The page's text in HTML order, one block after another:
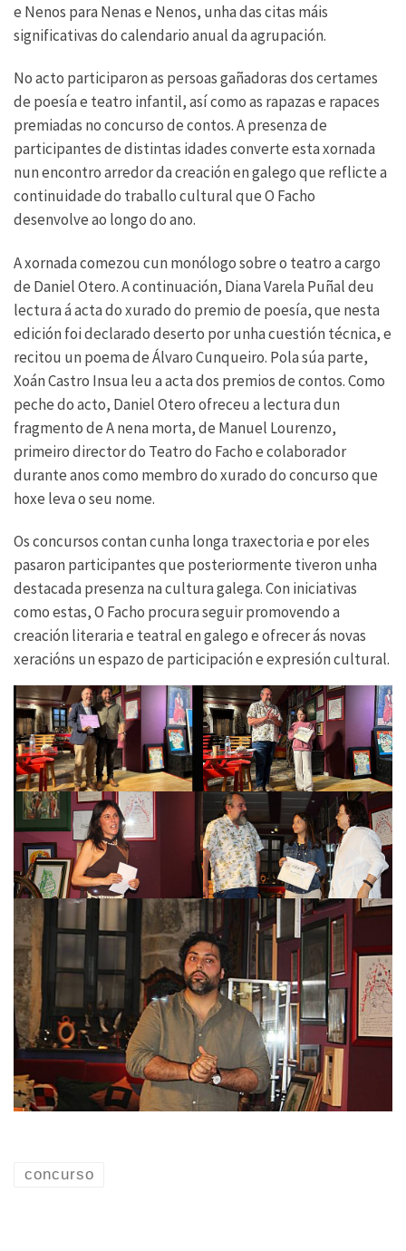
e Nenos para Nenas e Nenos, unha das citas máis
significativas do calendario anual da agrupación.
No acto participaron as persoas gañadoras dos certames
de poesía e teatro infantil, así como as rapazas e rapaces
premiadas no concurso de contos. A presenza de
participantes de distintas idades converte esta xornada
nun encontro arredor da creación en galego que reflicte a
continuidade do traballo cultural que O Facho
desenvolve ao longo do ano.
A xornada comezou cun monólogo sobre o teatro a cargo
de Daniel Otero. A continuación, Diana Varela Puñal deu
lectura á acta do xurado do premio de poesía, que nesta
edición foi declarado deserto por unha cuestión técnica, e
recitou un poema de Álvaro Cunqueiro. Pola súa parte,
Xoán Castro Insua leu a acta dos premios de contos. Como
peche do acto, Daniel Otero ofreceu a lectura dun
fragmento de A nena morta, de Manuel Lourenzo,
primeiro director do Teatro do Facho e colaborador
durante anos como membro do xurado do concurso que
hoxe leva o seu nome.
Os concursos contan cunha longa traxectoria e por eles
pasaron participantes que posteriormente tiveron unha
destacada presenza na cultura galega. Con iniciativas
como estas, O Facho procura seguir promovendo a
creación literaria e teatral en galego e ofrecer ás novas
xeracións un espazo de participación e expresión cultural.
concurso